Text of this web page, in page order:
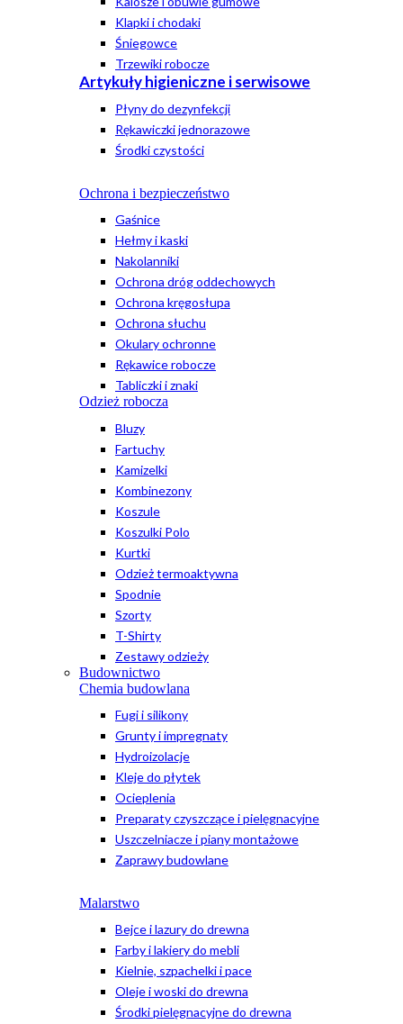
Klapki i chodaki
Śniegowce
Trzewiki robocze
Artykuły higieniczne i serwisowe
Płyny do dezynfekcji
Rękawiczki jednorazowe
Środki czystości
Ochrona i bezpieczeństwo
Gaśnice
Hełmy i kaski
Nakolanniki
Ochrona dróg oddechowych
Ochrona kręgosłupa
Ochrona słuchu
Okulary ochronne
Rękawice robocze
Tabliczki i znaki
Odzież robocza
Bluzy
Fartuchy
Kamizelki
Kombinezony
Koszule
Koszulki Polo
Kurtki
Odzież termoaktywna
Spodnie
Szorty
T-Shirty
Zestawy odzieży
Budownictwo
Chemia budowlana
Fugi i silikony
Grunty i impregnaty
Hydroizolacje
Kleje do płytek
Ocieplenia
Preparaty czyszczące i pielęgnacyjne
Uszczelniacze i piany montażowe
Zaprawy budowlane
Malarstwo
Bejce i lazury do drewna
Farby i lakiery do mebli
Kielnie, szpachelki i pace
Oleje i woski do drewna
Środki pielęgnacyjne do drewna